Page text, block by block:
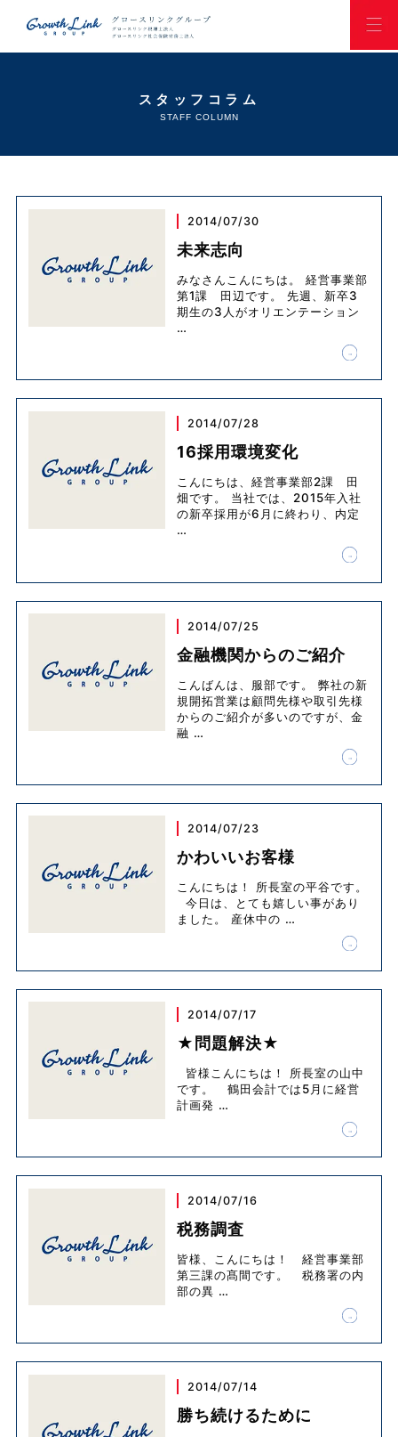
スタッフコラム
STAFF COLUMN
2014/07/30
未来志向
みなさんこんにちは。 経営事業部
第1課 田辺です。 先週、新卒3
期生の3人がオリエンテーション
…
2014/07/28
16採用環境変化
こんにちは、経営事業部2課 田
畑です。 当社では、2015年入社
の新卒採用が6月に終わり、内定
…
2014/07/25
金融機関からのご紹介
こんばんは、服部です。 弊社の新
規開拓営業は顧問先様や取引先様
からのご紹介が多いのですが、金
融 …
2014/07/23
かわいいお客様
こんにちは！ 所長室の平谷です。
今日は、とても嬉しい事があり
ました。 産休中の …
2014/07/17
★問題解決★
皆様こんにちは！ 所長室の山中
です。 鶴田会計では5月に経営
計画発 …
2014/07/16
税務調査
皆様、こんにちは！ 経営事業部
第三課の髙間です。 税務署の内
部の異 …
2014/07/14
勝ち続けるために